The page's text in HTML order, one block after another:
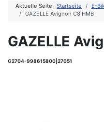
Aktuelle Seite: Startseite E-
GAZELLE Avignon C8 HMB
GAZELLE
G2704-998615800|27051